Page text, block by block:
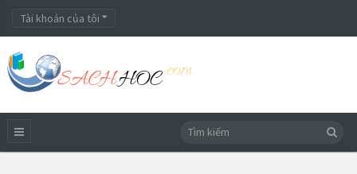
Tài khoản của tôi